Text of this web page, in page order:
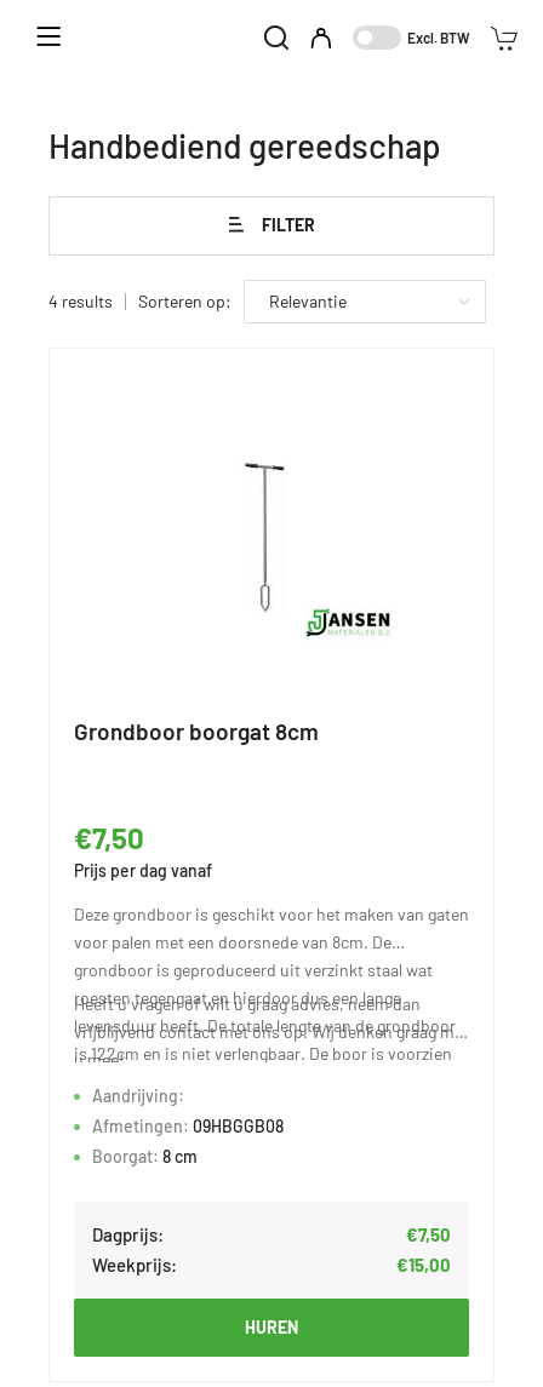
Excl. BTW
Handbediend gereedschap
Handbediend gereedschap
FILTER
4 results Sorteren op:
Grondboor boorgat 8cm
Prijs per dag vanaf
€7,50
Deze grondboor is geschikt voor het maken van gaten
voor palen met een doorsnede van 8cm. De
grondboor is geproduceerd uit verzinkt staal wat
roesten tegengaat en hierdoor dus een lange
levensduur heeft. De totale lengte van de grondboor
is 122cm en is niet verlengbaar. De boor is voorzien
Heeft u vragen of wilt u graag advies, neem dan
vrijblijvend contact met ons op. Wij denken graag met
u mee!
Aandrijving:
Afmetingen: 09HBGGB08
Boorgat: 8 cm
Dagprijs:
€7,50
Weekprijs:
€15,00
HUREN